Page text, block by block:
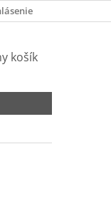
košík